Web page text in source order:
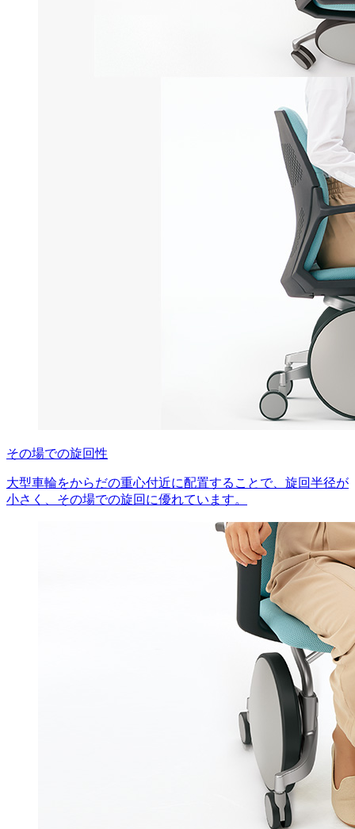
その場での旋回性
大型車輪をからだの重心付近に配置することで、旋回半径が
小さく、その場での旋回に優れています。